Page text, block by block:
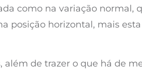
como na variação normal,
posição horizontal, mais esta
além de trazer o que há de